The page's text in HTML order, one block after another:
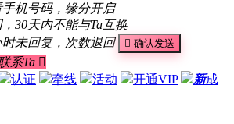
机号码，缘分开启
30天内不能与Ta互换
未回复，次数退回
 确认发送
系Ta 
认证 牵线 活动 开通VIP 新成